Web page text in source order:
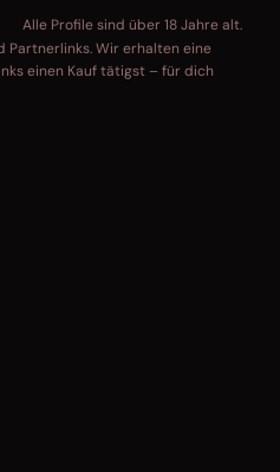
Alle Profile sind über 18 Jahre alt.
Partnerlinks. Wir erhalten eine
einen Kauf tätigst – für dich